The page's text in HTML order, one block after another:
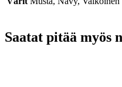
Saatat pitää myös